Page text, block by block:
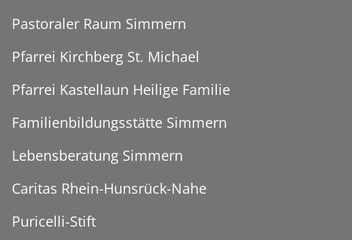
Pastoraler Raum Simmern
Pfarrei Kirchberg St. Michael
Pfarrei Kastellaun Heilige Familie
Familienbildungsstätte Simmern
Lebensberatung Simmern
Caritas Rhein-Hunsrück-Nahe
Puricelli-Stift